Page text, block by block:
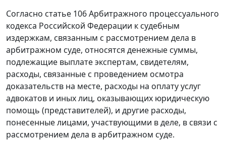
Согласно статье 106Арбитражного процессуального
кодекса Российской Федерации к судебным
издержкам, связанным с рассмотрением дела в
арбитражном суде, относятся денежные суммы,
подлежащие выплате экспертам, свидетелям,
расходы, связанные с проведением осмотра
доказательств на месте, расходы на оплату услуг
адвокатов и иных лиц, оказывающих юридическую
помощь (представителей), и другие расходы,
понесенные лицами, участвующими в деле, в связи с
рассмотрением дела в арбитражном суде.